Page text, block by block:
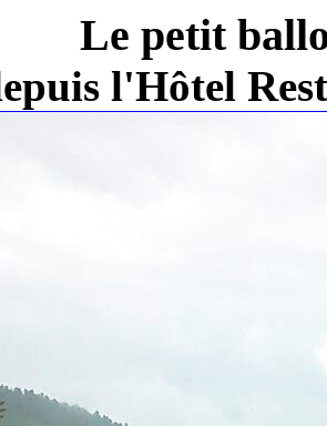
Le petit
l'Hôtel